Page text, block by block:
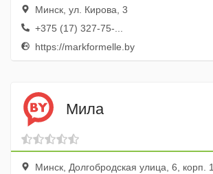
Минск, ул. Кирова, 3
+375 (17) 327-75-...
https://markformelle.by
Мила
Минск, Долгобродская улица, 6, корп. 1